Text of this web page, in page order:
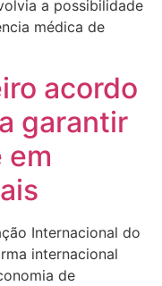
a possibilidade
médica de
acordo
garantir
em
Internacional do
internacional
de